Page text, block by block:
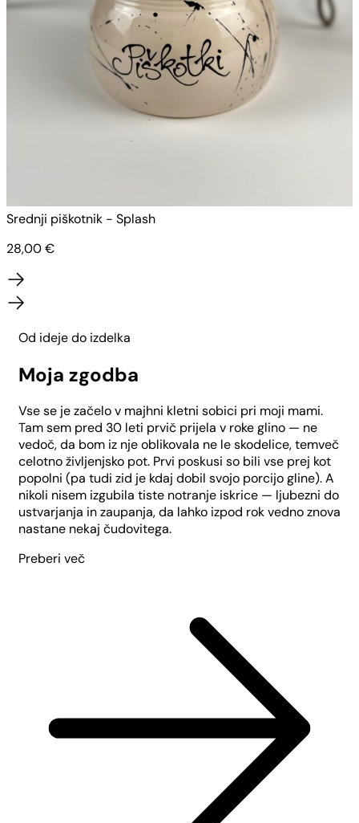
Srednji piškotnik - Splash
28,00€
Od ideje do izdelka
Moja zgodba
Vse se je začelo v majhni kletni sobici pri moji mami.
Tam sem pred 30 leti prvič prijela v roke glino — ne
vedoč, da bom iz nje oblikovala ne le skodelice, temveč
celotno življenjsko pot. Prvi poskusi so bili vse prej kot
popolni (pa tudi zid je kdaj dobil svojo porcijo gline). A
nikoli nisem izgubila tiste notranje iskrice — ljubezni do
ustvarjanja in zaupanja, da lahko izpod rok vedno znova
nastane nekaj čudovitega.
Preberi več